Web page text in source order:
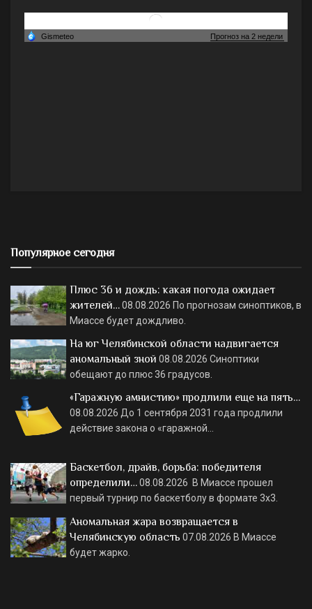
Популярное сегодня
Плюс 36 и дождь: какая погода ожидает
жителей…08.08.2026 По прогнозам синоптиков, в
Миассе будет дождливо.
На юг Челябинской области надвигается
аномальный зной 08.08.2026 Синоптики
обещают до плюс 36 градусов.
«Гаражную амнистию» продлили еще на пять…
08.08.2026 До 1 сентября 2031 года продлили
действие закона о «гаражной…
Баскетбол, драйв, борьба: победителя
определили…08.08.2026 В Миассе прошел
первый турнир по баскетболу в формате 3х3.
Аномальная жара возвращается в
Челябинскую область 07.08.2026 В Миассе
будет жарко.